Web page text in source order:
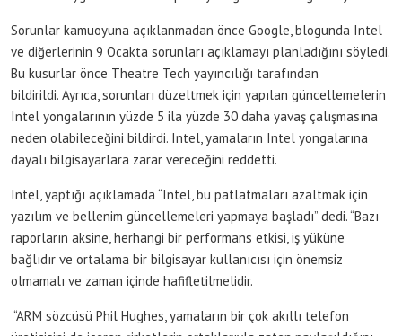
Sorunlar kamuoyuna açıklanmadan önce Google, blogunda Intel
ve diğerlerinin 9 Ocakta sorunları açıklamayı planladığını söyledi.
Bu kusurlar önce Theatre Tech yayıncılığı tarafından
bildirildi. Ayrıca, sorunları düzeltmek için yapılan güncellemelerin
Intel yongalarının yüzde 5 ila yüzde 30 daha yavaş çalışmasına
neden olabileceğini bildirdi. Intel, yamaların Intel yongalarına
dayalı bilgisayarlara zarar vereceğini reddetti.
Intel, yaptığı açıklamada “Intel, bu patlatmaları azaltmak için
yazılım ve bellenim güncellemeleri yapmaya başladı” dedi. “Bazı
raporların aksine, herhangi bir performans etkisi, iş yüküne
bağlıdır ve ortalama bir bilgisayar kullanıcısı için önemsiz
olmamalı ve zaman içinde hafifletilmelidir.
“ARM sözcüsü Phil Hughes, yamaların bir çok akıllı telefon